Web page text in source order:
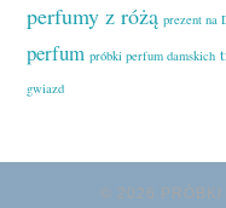
perfumy z różą prezent na
perfum próbki perfum damskich
gwiazd
© 2026